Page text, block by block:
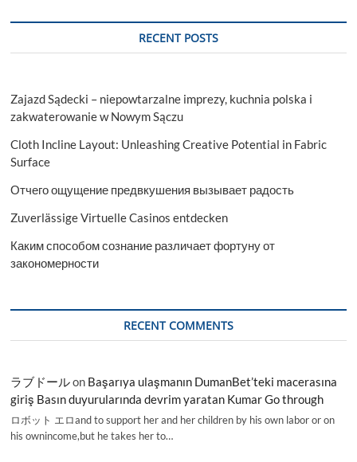
RECENT POSTS
Zajazd Sądecki – niepowtarzalne imprezy, kuchnia polska i
zakwaterowanie w Nowym Sączu
Cloth Incline Layout: Unleashing Creative Potential in Fabric
Surface
Отчего ощущение предвкушения вызывает радость
Zuverlässige Virtuelle Casinos entdecken
Каким способом сознание различает фортуну от
закономерности
RECENT COMMENTS
ラブドールon Başarıya ulaşmanın DumanBet’teki macerasına
giriş Basın duyurularında devrim yaratan Kumar Go through
ロボット エロand to support her and her children by his own labor or on
his ownincome,but he takes her to…